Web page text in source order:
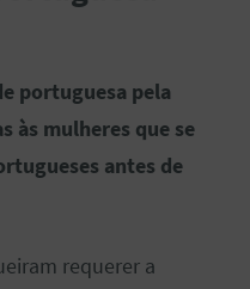
portuguesa pela
às mulheres que se
antes de
requerer a